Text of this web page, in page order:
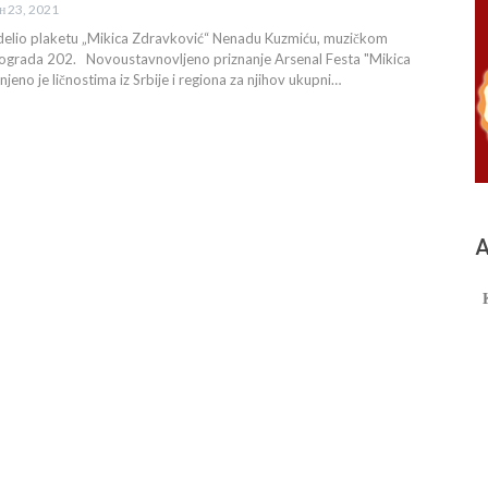
23, 2021
plaketu „Mikica Zdravković“ Nenadu Kuzmiću, muzičkom
202. Novoustavnovljeno priznanje Arsenal Festa "Mikica
je ličnostima iz Srbije i regiona za njihov ukupni…